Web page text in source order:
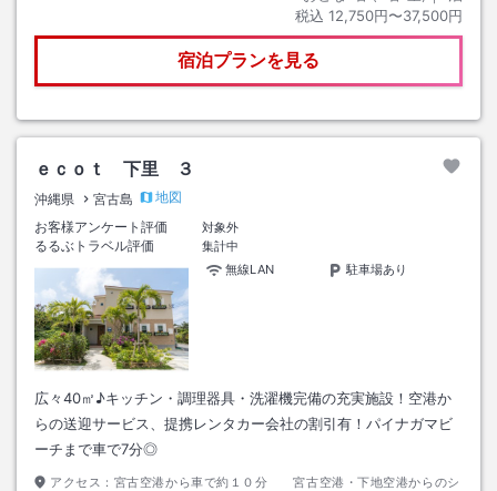
税込 12,750円〜37,500円
宿泊プランを見る
ｅｃｏｔ 下里 ３
沖縄県 宮古島
地図
お客様アンケート評価
対象外
るるぶトラベル評価
集計中
無線LAN
駐車場あり
広々40㎡♪キッチン・調理器具・洗濯機完備の充実施設！空港か
らの送迎サービス、提携レンタカー会社の割引有！パイナガマビ
ーチまで車で7分◎
アクセス： 宮古空港から車で約１０分 宮古空港・下地空港からのシ